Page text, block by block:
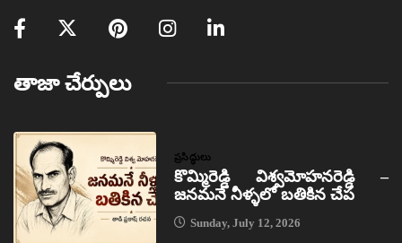
తాజా చేర్పులు
ప్రసిద్ధులు
కొమ్మిరెడ్డి విశ్వమోహనరెడ్డి –
జనమనే నీళ్ళలో బతికిన చేప
Sunday, July 12, 2026